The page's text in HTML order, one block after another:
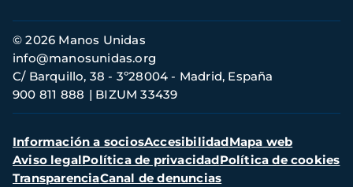
Información
de
contacto
© 2026 Manos Unidas
C/ Barquillo, 38 - 3º28004 - Madrid, España
900 811 888
BIZUM 33439
info@manosunidas.org
Menú
secundario
Información a sociosAccesibilidadMapa web
Aviso legalPolítica de privacidadPolítica de cookies
TransparenciaCanal de denuncias